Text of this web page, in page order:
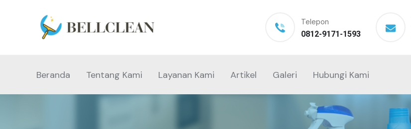
Telepon
0812-9171-1593
Beranda Tentang Kami Layanan Kami Artikel Galeri Hubungi Kami